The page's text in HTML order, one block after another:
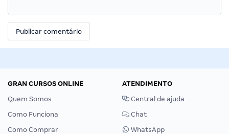
GRAN CURSOS ONLINE
Quem Somos
Como Funciona
Como Comprar
ATENDIMENTO
Central de ajuda
Chat
WhatsApp